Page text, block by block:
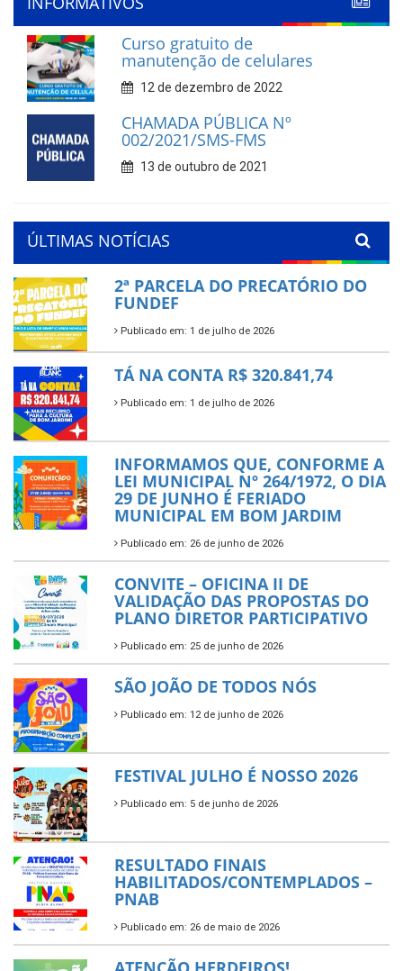
Curso gratuito de
manutenção de celulares
12 de dezembro de 2022
CHAMADA PÚBLICA Nº
002/2021/SMS-FMS
13 de outubro de 2021
ÚLTIMAS NOTÍCIAS
2ª PARCELA DO PRECATÓRIO DO
FUNDEF
Publicado em: 1 de julho de 2026
TÁ NA CONTA R$ 320.841,74
Publicado em: 1 de julho de 2026
INFORMAMOS QUE, CONFORME A
LEI MUNICIPAL Nº 264/1972, O DIA
29 DE JUNHO É FERIADO
MUNICIPAL EM BOM JARDIM
Publicado em: 26 de junho de 2026
CONVITE – OFICINA II DE
VALIDAÇÃO DAS PROPOSTAS DO
PLANO DIRETOR PARTICIPATIVO
Publicado em: 25 de junho de 2026
SÃO JOÃO DE TODOS NÓS
Publicado em: 12 de junho de 2026
FESTIVAL JULHO É NOSSO 2026
Publicado em: 5 de junho de 2026
RESULTADO FINAIS
HABILITADOS/CONTEMPLADOS –
PNAB
Publicado em: 26 de maio de 2026